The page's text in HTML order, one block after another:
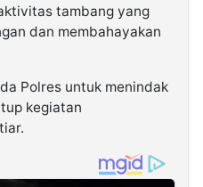
tambang yang
dan membahayakan
Polres untuk menindak
kegiatan